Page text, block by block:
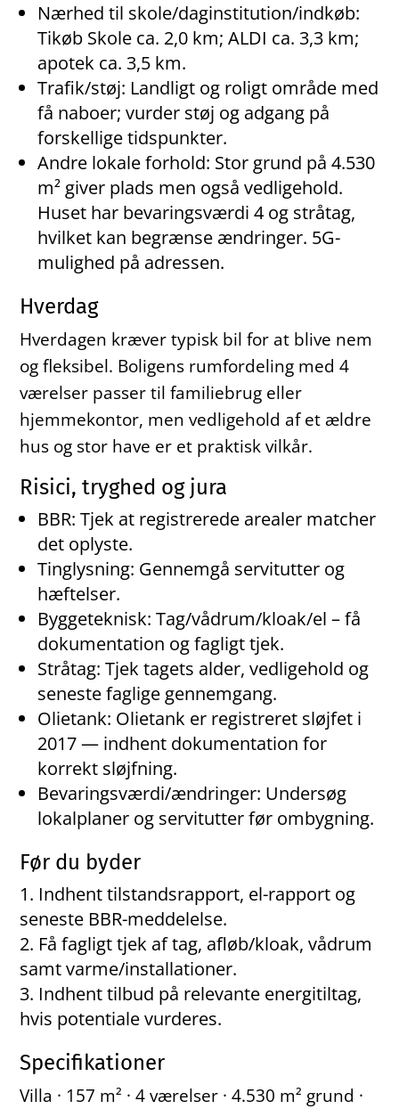
Nærhed til skole/daginstitution/indkøb:
Tikøb Skole ca. 2,0 km; ALDI ca. 3,3 km;
apotek ca. 3,5 km.
Trafik/støj: Landligt og roligt område med
få naboer; vurder støj og adgang på
forskellige tidspunkter.
Andre lokale forhold: Stor grund på 4.530
m² giver plads men også vedligehold.
Huset har bevaringsværdi 4 og stråtag,
hvilket kan begrænse ændringer. 5G-
mulighed på adressen.
Hverdag
Hverdagen kræver typisk bil for at blive nem
og fleksibel. Boligens rumfordeling med 4
værelser passer til familiebrug eller
hjemmekontor, men vedligehold af et ældre
hus og stor have er et praktisk vilkår.
Risici, tryghed og jura
BBR: Tjek at registrerede arealer matcher
det oplyste.
Tinglysning: Gennemgå servitutter og
hæftelser.
Byggeteknisk: Tag/vådrum/kloak/el – få
dokumentation og fagligt tjek.
Stråtag: Tjek tagets alder, vedligehold og
seneste faglige gennemgang.
Olietank: Olietank er registreret sløjfet i
2017 — indhent dokumentation for
korrekt sløjfning.
Bevaringsværdi/ændringer: Undersøg
lokalplaner og servitutter før ombygning.
Før du byder
Indhent tilstandsrapport, el-rapport og
seneste BBR-meddelelse.
Få fagligt tjek af tag, afløb/kloak, vådrum
samt varme/installationer.
Indhent tilbud på relevante energitiltag,
hvis potentiale vurderes.
Specifikationer
Villa · 157 m² · 4 værelser · 4.530 m² grund ·